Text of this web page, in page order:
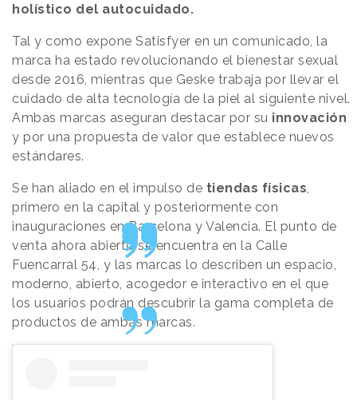
holístico del autocuidado.
Tal y como expone Satisfyer en un comunicado, la
marca ha estado revolucionando el bienestar sexual
desde 2016, mientras que Geske trabaja por llevar el
cuidado de alta tecnología de la piel al siguiente nivel.
Ambas marcas aseguran destacar por su innovación
y por una propuesta de valor que establece nuevos
estándares.
Se han aliado en el impulso de tiendas físicas
primero en la capital y posteriormente con
inauguraciones en Barcelona y Valencia. El punto de
venta ahora abierto se encuentra en la Calle
Fuencarral 54, y las marcas lo describen un espacio,
moderno, abierto, acogedor e interactivo en el que
los usuarios podrán descubrir la gama completa de
productos de ambas marcas.